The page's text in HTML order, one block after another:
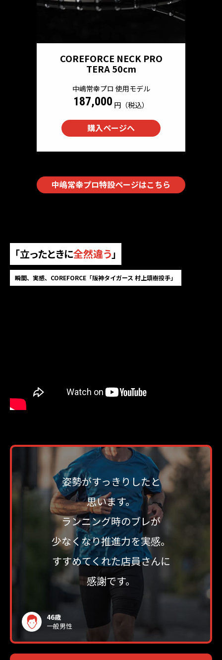
COREFORCE NECK PRO
TERA 50cm
中嶋常幸プロ 使用モデル
187,000 円（税込）
購入ページへ
中嶋常幸プロ特設ページはこちら
「立ったときに全然違う」
瞬間、実感、COREFORCE「阪神タイガース 村上頌樹投手」
姿勢がすっきりしたと
思います。
ランニング時のブレが
少なくなり推進力を実感。
すすめてくれた店員さんに
感謝です。
46歳
一般男性